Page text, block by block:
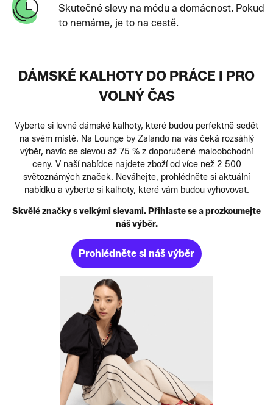
Skutečné slevy na módu a domácnost. Pokud
to nemáme, je to na cestě.
DÁMSKÉ KALHOTY DO PRÁCE I PRO
VOLNÝ ČAS
Vyberte si levné dámské kalhoty, které budou perfektně sedět
na svém místě. Na Lounge by Zalando na vás čeká rozsáhlý
výběr, navíc se slevou až 75 % z doporučené maloobchodní
ceny. V naší nabídce najdete zboží od více než 2 500
světoznámých značek. Neváhejte, prohlédněte si aktuální
nabídku a vyberte si kalhoty, které vám budou vyhovovat.
Skvělé značky s velkými slevami. Přihlaste se a prozkoumejte
náš výběr.
Prohlédněte si náš výběr